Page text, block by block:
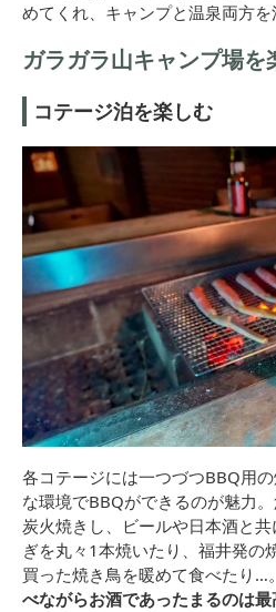
めてくれ、キャンプと温泉両方を
ガラガラ山キャンプ場を
コテージ泊を楽しむ
各コテージには一つづつBBQ用
な環境でBBQができるのが魅力
炭火焼きし、ビールや日本酒と
ぎを丸々1本焼いたり、福井発の
買った焼き鳥を暖めて食べたり…。
べながらお酒であったまるのは最